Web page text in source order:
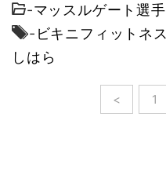
-マッスルゲート選手
- ビキニフィットネス
しはら
< 1